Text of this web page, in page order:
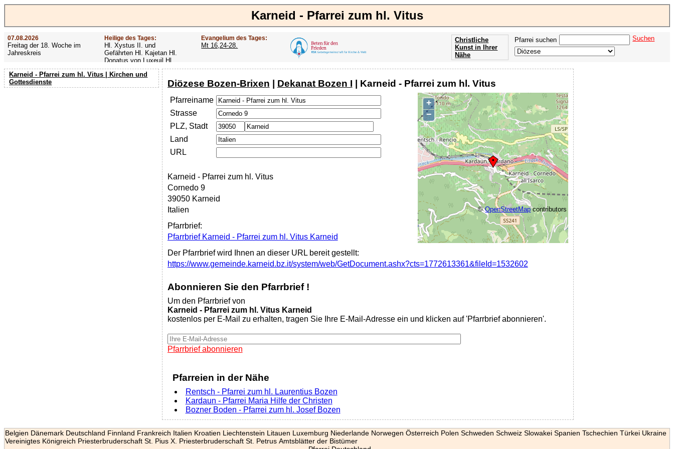
Karneid - Pfarrei zum hl. Vitus
07.08.2026
Freitag der 18. Woche im
Jahreskreis
Heilige des Tages:
Hl. Xystus II. und
Gefährten Hl. Kajetan Hl.
Donatus von Luxeuil Hl.
Afra
Evangelium des Tages:
Mt 16,24-28.
Pfarrei suchen Suchen
Christliche
Kunst in Ihrer
Nähe
Karneid - Pfarrei zum hl. Vitus | Kirchen und
Gottesdienste
Diözese Bozen-Brixen | Dekanat Bozen I | Karneid - Pfarrei zum hl. Vitus
+
−
©OpenStreetMapcontributors
Pfarreiname
Strasse
PLZ, Stadt
Land
URL
Karneid - Pfarrei zum hl. Vitus
Cornedo 9
39050 Karneid
Italien
Pfarrbrief:
Pfarrbrief Karneid - Pfarrei zum hl. Vitus Karneid
Der Pfarrbrief wird Ihnen an dieser URL bereit gestellt:
https://www.gemeinde.karneid.bz.it/system/web/GetDocument.ashx?cts=1772613361&fileId=1532602
Abonnieren Sie den Pfarrbrief !
Um den Pfarrbrief von
Karneid - Pfarrei zum hl. Vitus Karneid
kostenlos per E-Mail zu erhalten, tragen Sie Ihre E-Mail-Adresse ein und klicken auf 'Pfarrbrief abonnieren'.
Pfarrbrief abonnieren
Pfarreien in der Nähe
Rentsch - Pfarrei zum hl. Laurentius Bozen
Kardaun - Pfarrei Maria Hilfe der Christen
Bozner Boden - Pfarrei zum hl. Josef Bozen
Belgien Dänemark Deutschland Finnland Frankreich Italien Kroatien Liechtenstein Litauen Luxemburg Niederlande Norwegen Österreich Polen Schweden Schweiz Slowakei Spanien Tschechien Türkei Ukraine
Vereinigtes Königreich Priesterbruderschaft St. Pius X. Priesterbruderschaft St. Petrus Amtsblätter der Bistümer